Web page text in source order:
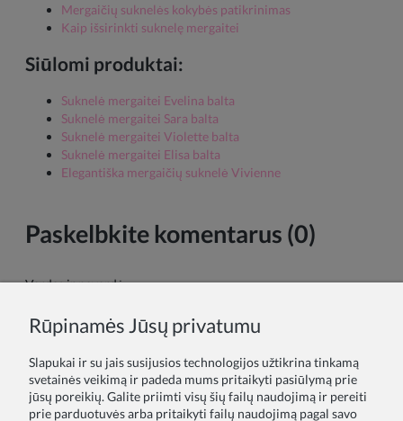
Mergaičių suknelės kokybės patikrinimas
Kaip išsirinkti suknelę mergaitei
Siūlomi produktai:
Suknelė mergaitei Evelina balta
Suknelė mergaitei Sara balta
Suknelė mergaitei Violette balta
Suknelė mergaitei Elisa balta
Elegantiška mergaičių suknelė Vivienne
Paskelbkite komentarus (0)
Vardas ir pavardė:
Rūpinamės Jūsų privatumu
Slapukai ir su jais susijusios technologijos užtikrina tinkamą
svetainės veikimą ir padeda mums pritaikyti pasiūlymą prie
jūsų poreikių. Galite priimti visų šių failų naudojimą ir pereiti
prie parduotuvės arba pritaikyti failų naudojimą pagal savo